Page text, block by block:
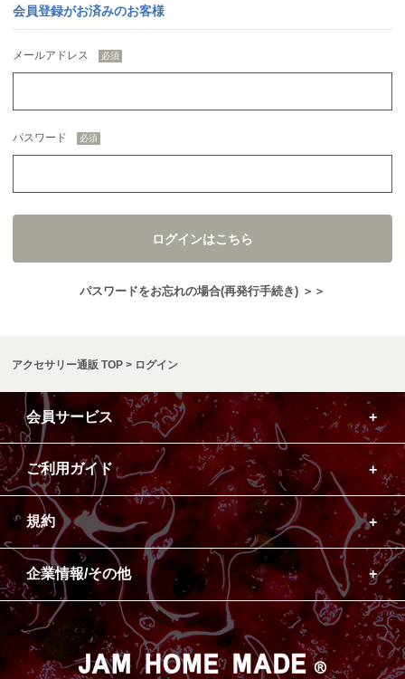
会員登録がお済みのお客様
メールアドレス
パスワード
ログインはこちら
パスワードをお忘れの場合(再発行手続き) ＞＞
アクセサリー通販 TOP ログイン
会員サービス
ご利用ガイド
規約
企業情報/その他